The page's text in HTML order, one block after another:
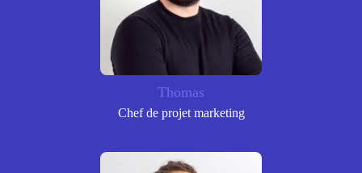
Thomas
Chef de projet marketing